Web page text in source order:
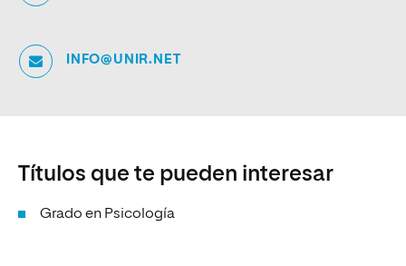
INFO@UNIR.NET
Títulos que te pueden interesar
Grado en Psicología